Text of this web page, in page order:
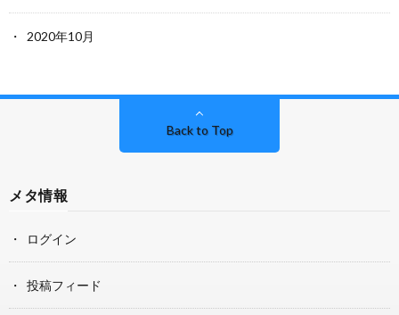
2020年10月
Back to Top
メタ情報
ログイン
投稿フィード